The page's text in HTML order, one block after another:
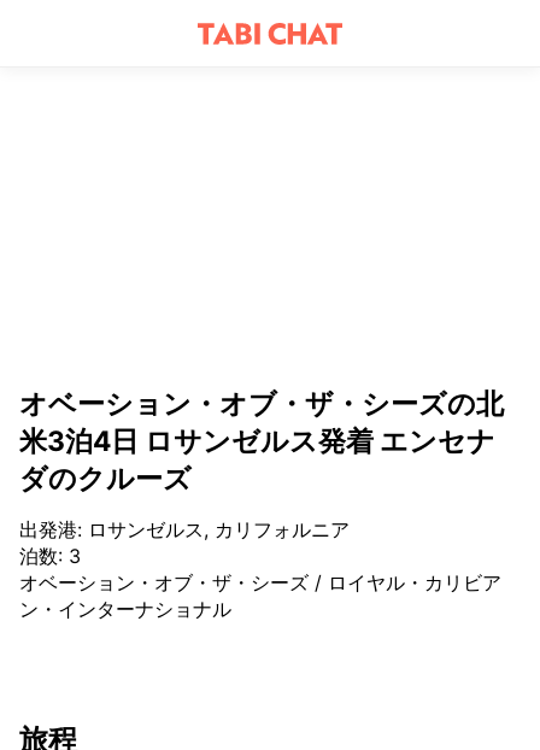
オベーション・オブ・ザ・シーズの北
米3泊4日 ロサンゼルス発着 エンセナ
ダのクルーズ
出発港: ロサンゼルス, カリフォルニア
泊数: 3
オベーション・オブ・ザ・シーズ / ロイヤル・カリビア
ン・インターナショナル
旅程